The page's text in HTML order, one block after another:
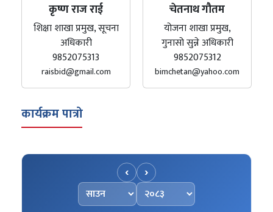
कृष्ण राज राई
शिक्षा शाखा प्रमुख, सूचना
अधिकारी
9852075313
raisbid@gmail.com
चेतनाथ गौतम
योजना शाखा प्रमुख,
गुनासो सुन्ने अधिकारी
9852075312
bimchetan@yahoo.com
कार्यक्रम पात्रो
‹
महिना चयन गर्नुहोस्
वर्ष चयन गर्नुहोस्
›